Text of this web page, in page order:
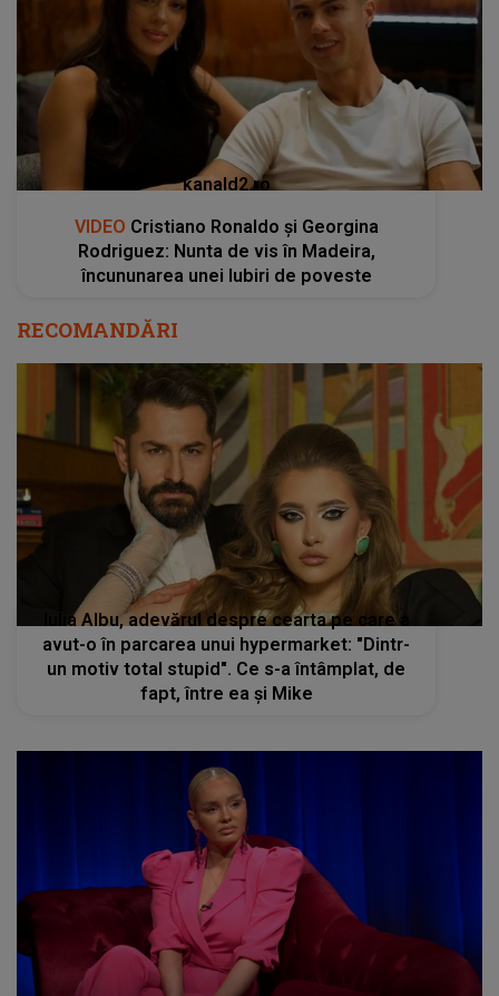
kanald2.ro
VIDEO Cristiano Ronaldo și Georgina
Rodriguez: Nunta de vis în Madeira,
încununarea unei Iubiri de poveste
RECOMANDĂRI
Iulia Albu, adevărul despre cearta pe care a
avut-o în parcarea unui hypermarket: "Dintr-
un motiv total stupid". Ce s-a întâmplat, de
fapt, între ea și Mike